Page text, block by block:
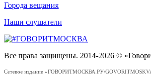
Города вещания
Наши слушатели
Все права защищены. 2014-2026 ©
Сетевое издание «ГОВОРИТМОСКВА.РУ/